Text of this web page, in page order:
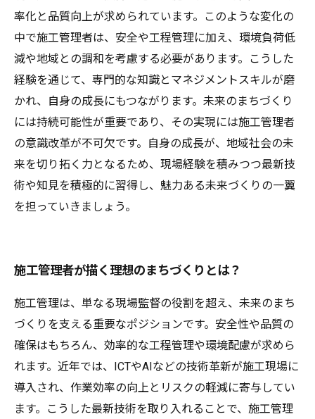
率化と品質向上が求められています。このような変化の
中で施工管理者は、安全や工程管理に加え、環境負荷低
減や地域との調和を考慮する必要があります。こうした
経験を通じて、専門的な知識とマネジメントスキルが磨
かれ、自身の成長にもつながります。未来のまちづくり
には持続可能性が重要であり、その実現には施工管理者
の意識改革が不可欠です。自身の成長が、地域社会の未
来を切り拓く力となるため、現場経験を積みつつ最新技
術や知見を積極的に習得し、魅力ある未来づくりの一翼
を担っていきましょう。
施工管理者が描く理想のまちづくりとは？
施工管理は、単なる現場監督の役割を超え、未来のまち
づくりを支える重要なポジションです。安全性や品質の
確保はもちろん、効率的な工程管理や環境配慮が求めら
れます。近年では、ICTやAIなどの技術革新が施工現場に
導入され、作業効率の向上とリスクの軽減に寄与してい
ます。こうした最新技術を取り入れることで、施工管理